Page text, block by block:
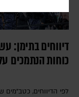
דיווחים בתימן:
כוחות הנתמכים
לפי הדיווחים,